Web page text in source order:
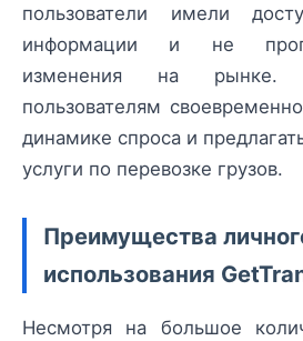
пользователи имели
информации и не
изменения на рынке.
пользователям
динамике спроса и
услуги по перевозке грузов.
Преимущества
использования
Несмотря на большое